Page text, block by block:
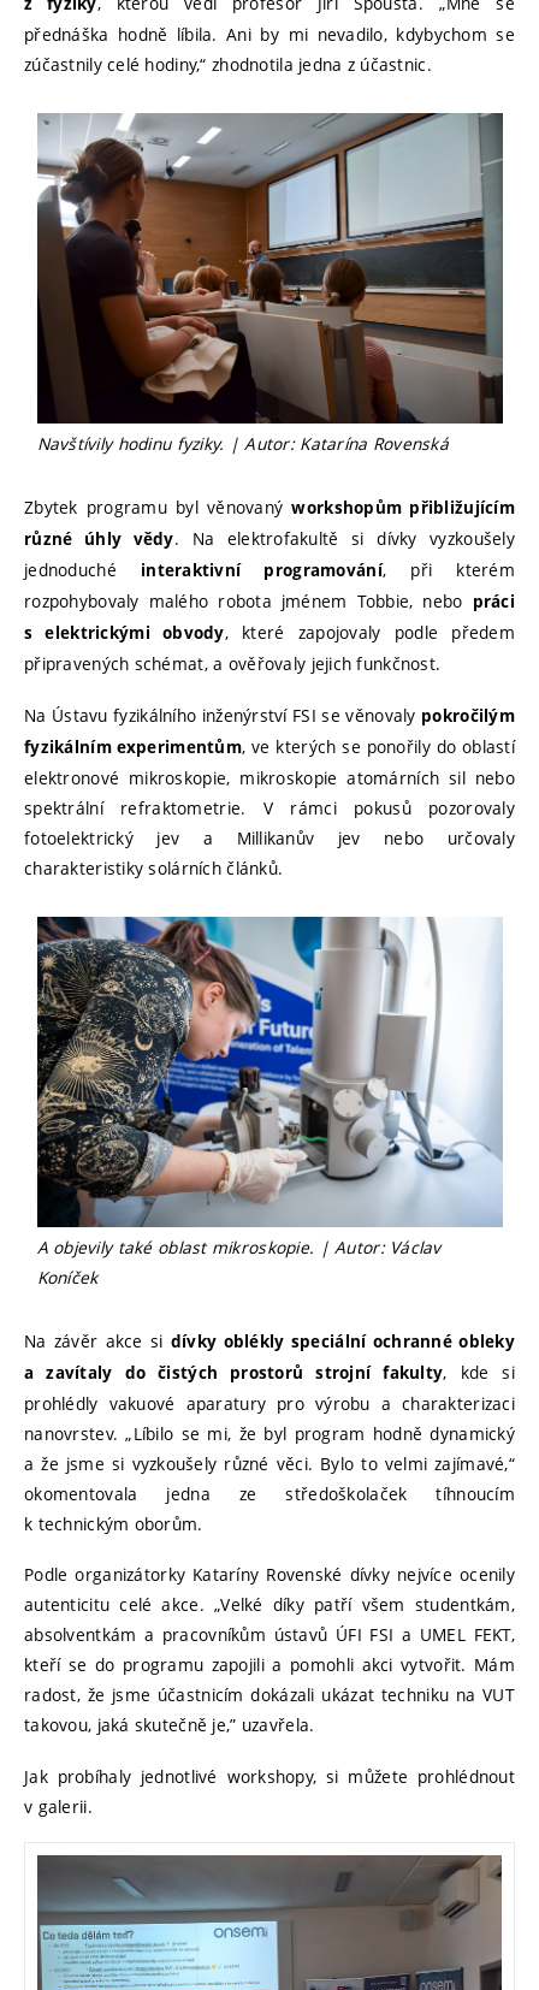
přednáška hodně líbila. Ani by mi nevadilo, kdybychom se
zúčastnily celé hodiny,“ zhodnotila jedna z účastnic.
Navštívily hodinu fyziky. | Autor: Katarína Rovenská
Zbytek programu byl věnovanýworkshopům přibližujícím
různé úhly vědy. Na elektrofakultě si dívky vyzkoušely
jednoduché interaktivní programování, při kterém
rozpohybovaly malého robota jménem Tobbie, nebo práci
s elektrickými obvody, které zapojovaly podle předem
připravených schémat, a ověřovaly jejich funkčnost.
Na Ústavu fyzikálního inženýrství FSI se věnovaly pokročilým
fyzikálním experimentům, ve kterých se ponořily do oblastí
elektronové mikroskopie, mikroskopie atomárních sil nebo
spektrální refraktometrie. V rámci pokusů pozorovaly
fotoelektrický jev a Millikanův jev nebo určovaly
charakteristiky solárních článků.
A objevily také oblast mikroskopie. | Autor: Václav
Koníček
Na závěr akce si dívky oblékly speciální ochranné obleky
a zavítaly do čistých prostorů strojní fakulty, kde si
prohlédly vakuové aparatury pro výrobu a charakterizaci
nanovrstev. „Líbilo se mi, že byl program hodně dynamický
a že jsme si vyzkoušely různé věci. Bylo to velmi zajímavé,“
okomentovala jedna ze středoškolaček tíhnoucím
k technickým oborům.
Podle organizátorky Kataríny Rovenské dívky nejvíce ocenily
autenticitu celé akce. „Velké díky patří všem studentkám,
absolventkám a pracovníkům ústavů ÚFI FSI a UMEL FEKT,
kteří se do programu zapojili a pomohli akci vytvořit. Mám
radost, že jsme účastnicím dokázali ukázat techniku na VUT
takovou, jaká skutečně je,” uzavřela.
Jak probíhaly jednotlivé workshopy, si můžete prohlédnout
v galerii.